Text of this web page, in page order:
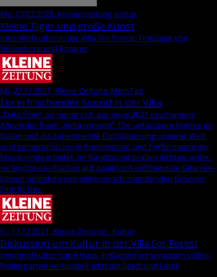
Mo, 07.02.2022, Kronenzeitung Kultur
Kleine Tiger und große Kunst
Innenhofkultur in der Villa For Forest: Finissage von
Hosenberg und Antares
Mi, 22.12.2021, Kleine Zeitung-MeinTag
Ein erfrischender Sound in der Villa
„Data Flow“, so nennt sich das neue 2021 er­schie­ne­ne
Album der Band „delta con­cept“. Die un­fass­ba­re Menge an
Daten und die zu­neh­men­de Di­gi­ta­li­sie­rung un­se­rer Welt
sind kom­pro­miss­los in Kom­po­si­ti­on und Per­for­mance der
Musik ein­ge­ar­bei­tet. Im Band­sound pral­len dicht­ge­-wo­be­
ne Syn­the­si­zer­flä­chen auf ga­lak­tisch ent­frem­de­te Gi­tar­ren­
klän­ge um­ge­ben von elek­tro­nisch an­mu­ten­den Groo­ves.
Ein­tritt frei.
Fr, 17.12.2021, Kleine Zeitung - Kultur
Diskussion um Kultur in der Villa For Forest
In­nen­hof­kul­tur hätte Haus in Kla­gen­furt ver­las­sen sol­len:
Rie­der­gar­ten ver­han­delt jetzt mit Stadt und Land.